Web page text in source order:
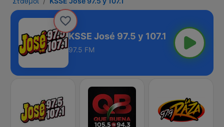
KSSE José 97.5 y 107.1
97.5 FM